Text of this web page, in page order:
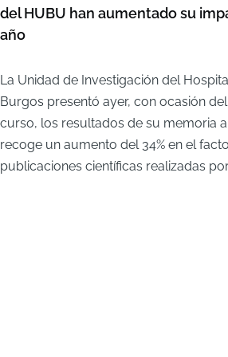
del HUBU han aumentado su
año
La Unidad de Investigación del
Burgos presentó ayer, con ocasión
curso, los resultados de su memoria
recoge un aumento del 34% en el
publicaciones científicas realizadas